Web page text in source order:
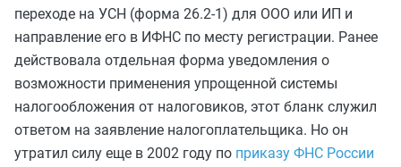
переходе на УСН (форма 26.2-1) для ООО или ИП и
направление его в ИФНС по месту регистрации. Ранее
действовала отдельная форма уведомления о
возможности применения упрощенной системы
налогообложения от налоговиков, этот бланк служил
ответом на заявление налогоплательщика. Но он
утратил силу еще в 2002 году по приказу ФНС России